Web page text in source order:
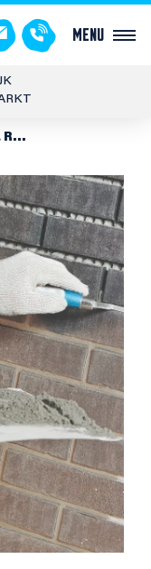
Menu
GEVEL REINIGEN EN VOEGEN